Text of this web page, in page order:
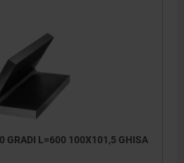
mm
±2 mm
+8/+15
GRADI L=600 100X101,5 GHISA